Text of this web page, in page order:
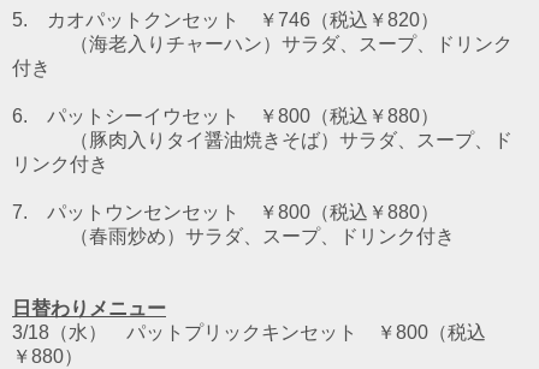
5. カオパットクンセット ￥746（税込￥820）
（海老入りチャーハン）サラダ、スープ、ドリンク
付き
6. パットシーイウセット
￥800（税込￥880）
（豚肉入りタイ醤油焼きそば）サラダ、スープ、ド
リンク付き
7. パットウンセンセット
￥800（税込￥880）
（春雨炒め）サラダ、スープ、ドリンク付き
日替わりメニュー
3/18（水） パットプリックキンセット ￥800（税込
￥880）